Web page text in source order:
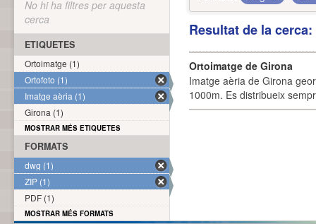
Resultat de la
Ortoimatge de Girona
Imatge aèria de Girona
1000m. Es distribueix
No hi ha filtres per aquesta
cerca
ETIQUETES
Ortoimatge (1)
Ortofoto (1)
Imatge aèria (1)
Girona (1)
MOSTRAR MÉS ETIQUETES
FORMATS
dwg (1)
ZIP (1)
PDF (1)
MOSTRAR MÉS FORMATS